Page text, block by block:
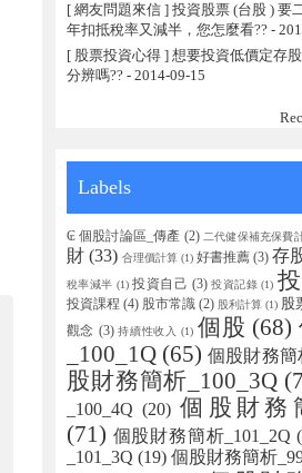
[ 網友問題來信 ] 投資股票 (台股 ) 要
年扣抵稅率又減半，您怎麼看??-
[ 股票投資心得 ] 想要投資低價定存
分辨嗎??- 2014-09-15
Labels
₢ 個股討論區_傳產 (2) 二代健保補充保費
財 (33) 合理價計算 (1) 好書推薦 (3) 存
稅率減半 (1) 投資自己 (3) 投資記錄 (1)
投資課程 (4) 股市常識 (2) 股利計算 (1) 股
觀念 (3) 持續性收入 (1) 個股 (68)
_100_1Q (65) 個股財務簡
股財務簡析_100_3Q
_100_4Q (20) 個股財務
(71) 個股財務簡析_101_2Q
_101_3Q (19) 個股財務簡析